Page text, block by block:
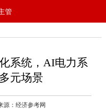
管
系统，AI电力系
元场景
源：经济参考网